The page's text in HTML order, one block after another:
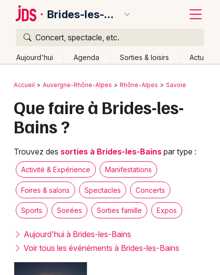
Brides-les-Bains
Concert, spectacle, etc.
Aujourd'hui Agenda Sorties & loisirs Actu
Publier un événement
Grands événements
Activité & Expérience
Manifestations
Foires & salons
Spectacles
Concerts
Bordeaux
Colmar
Lyon
Marseille
Mulhouse
Nantes
Nice
Retour
Accueil Auvergne-Rhône-Alpes Rhône-Alpes Savoie
Que faire à Brides-les-
Bains ?
Trouvez des sorties à Brides-les-Bains par type :
Activité & Expérience Manifestations
Foires & salons Spectacles Concerts
Sports Soirées Sorties famille Expos
Aujourd'hui à Brides-les-Bains
Voir tous les événéments à Brides-les-Bains
Quoi ?
Où ?
Rhône-Alpes
Partout Près de moi Changer de lieu
Quand ?
Aujourd'hui
Demain Ce week-end Autre